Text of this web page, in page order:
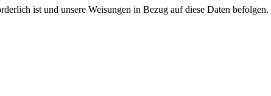
ist und unsere Weisungen in Bezug auf diese Daten befolgen.